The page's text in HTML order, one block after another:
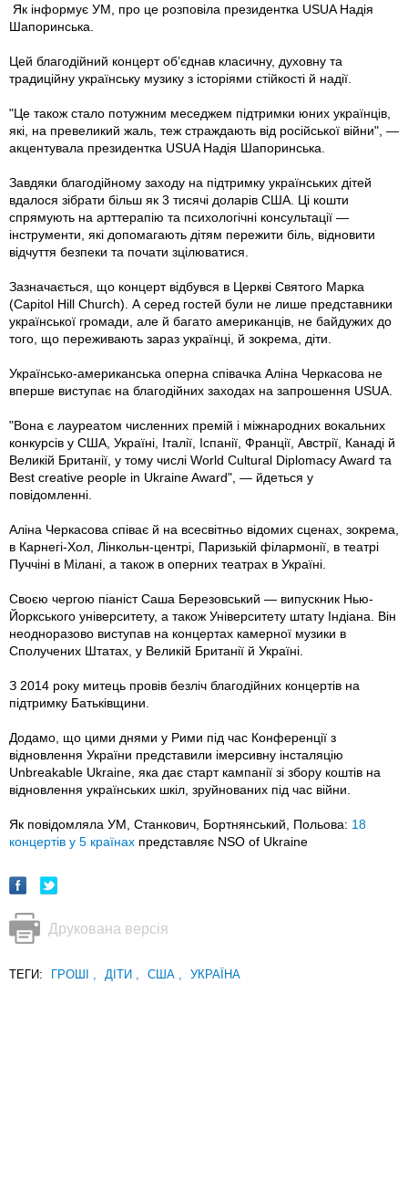
Як інформує УМ, про це розповіла президентка USUA Надія
Шапоринська.
Цей благодійний концерт об’єднав класичну, духовну та
традиційну українську музику з історіями стійкості й надії.
"Це також стало потужним меседжем підтримки юних українців,
які, на превеликий жаль, теж страждають від російської війни", —
акцентувала президентка USUA Надія Шапоринська.
Завдяки благодійному заходу на підтримку українських дітей
вдалося зібрати більш як 3 тисячі доларів США. Ці кошти
спрямують на арттерапію та психологічні консультації —
інструменти, які допомагають дітям пережити біль, відновити
відчуття безпеки та почати зцілюватися.
Зазначається, що концерт відбувся в Церкві Святого Марка
(Capitol Hill Church). А серед гостей були не лише представники
української громади, але й багато американців, не байдужих до
того, що переживають зараз українці, й зокрема, діти.
Українсько-американська оперна співачка Аліна Черкасова не
вперше виступає на благодійних заходах на запрошення USUA.
"Вона є лауреатом численних премій і міжнародних вокальних
конкурсів у США, Україні, Італії, Іспанії, Франції, Австрії, Канаді й
Великій Британії, у тому числі World Cultural Diplomacy Award та
Best creative people in Ukraine Award", — йдеться у
повідомленні.
Аліна Черкасова співає й на всесвітньо відомих сценах, зокрема,
в Карнегі-Хол, Лінкольн-центрі, Паризькій філармонії, в театрі
Пуччіні в Мілані, а також в оперних театрах в Україні.
Своєю чергою піаніст Саша Березовський — випускник Нью-
Йоркського університету, а також Університету штату Індіана. Він
неодноразово виступав на концертах камерної музики в
Сполучених Штатах, у Великій Британії й Україні.
З 2014 року митець провів безліч благодійних концертів на
підтримку Батьківщини.
Додамо, що цими днями у Рими під час Конференції з
відновлення України представили імерсивну інсталяцію
Unbreakable Ukraine, яка дає старт кампанії зі збору коштів на
відновлення українських шкіл, зруйнованих під час війни.
Як повідомляла УМ, Станкович, Бортнянський, Польова: 18
концертів у 5 країнах представляє NSO of Ukraine
Друкована версія
ТЕГИ: ГРОШІ ДІТИ США УКРАЇНА